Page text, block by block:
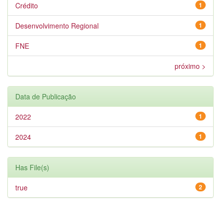
1
Crédito
1
Desenvolvimento Regional
1
FNE
próximo >
Data de Publicação
1
2022
1
2024
Has File(s)
2
true